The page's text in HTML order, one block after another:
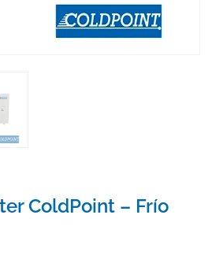
ColdPoint – Frío